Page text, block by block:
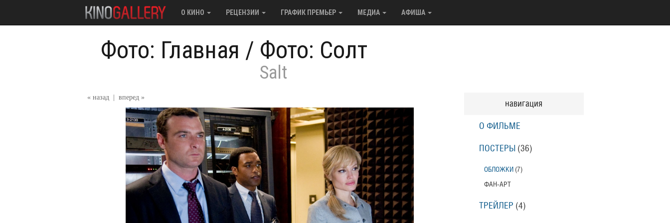
О КИНО РЕЦЕНЗИИ ГРАФИК ПРЕМЬЕР МЕДИА АФИША
Фото: Главная / Фото: Солт
Salt
« назад вперед »
навигация
О ФИЛЬМЕ
ПОСТЕРЫ (36)
ОБЛОЖКИ (7)
ФАН-АРТ
ТРЕЙЛЕР (4)